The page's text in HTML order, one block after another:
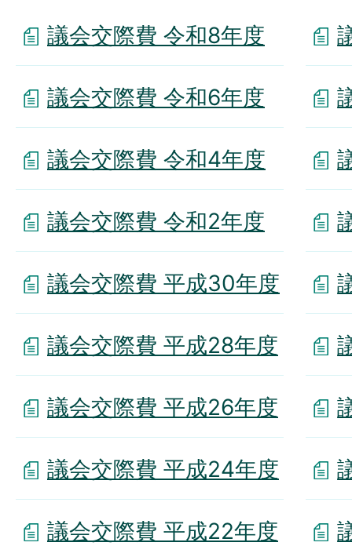
議会交際費 令和8年度
議会交際費 令和6年度
議会交際費 令和4年度
議会交際費 令和2年度
議会交際費 平成30年度
議会交際費 平成28年度
議会交際費 平成26年度
議会交際費 平成24年度
議会交際費 平成22年度